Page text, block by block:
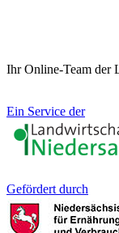
Ihr Online-Team der
Ein Service der
Gefördert durch